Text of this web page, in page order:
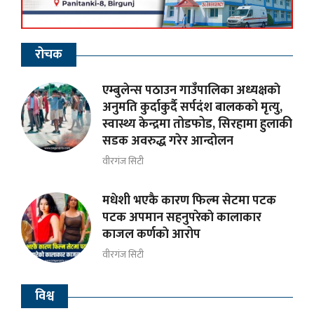
रोचक
एम्बुलेन्स पठाउन गाउँपालिका अध्यक्षकाे
अनुमति कुर्दाकुर्दै सर्पदंश बालकको मृत्यु,
स्वास्थ्य केन्द्रमा तोडफोड, सिरहामा हुलाकी
सडक अवरुद्ध गरेर आन्दोलन
वीरगंज सिटी
मधेशी भएकै कारण फिल्म सेटमा पटक
पटक अपमान सहनुपरेकाे कालाकार
काजल कर्णकाे आरोप
वीरगंज सिटी
विश्व